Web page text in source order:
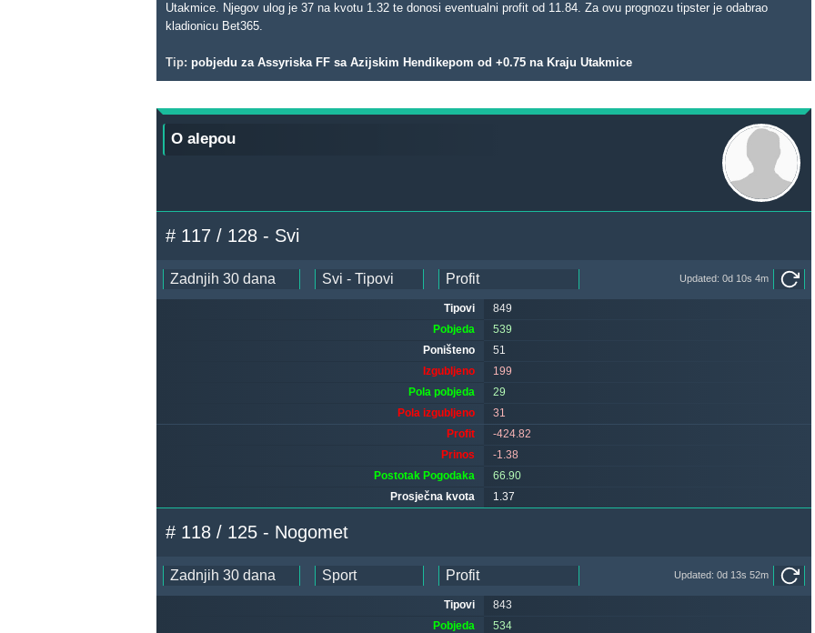
Utakmice. Njegov ulog je 37 na kvotu 1.32 te donosi eventualni profit od 11.84. Za ovu prognozu tipster je odabrao
kladionicu Bet365.
Tip: pobjedu za Assyriska FF sa Azijskim Hendikepom od +0.75 na Kraju Utakmice
O alepou
# 117 / 128 - Svi
Updated: 0d 10s 4m
Tipovi
Pobjeda
Poništeno
Izgubljeno
Pola pobjeda
Pola izgubljeno
849
539
51
199
29
31
Profit
Prinos
Postotak Pogodaka
Prosječna kvota
-424.82
-1.38
66.90
1.37
# 118 / 125 - Nogomet
Updated: 0d 13s 52m
Tipovi
Pobjeda
843
534